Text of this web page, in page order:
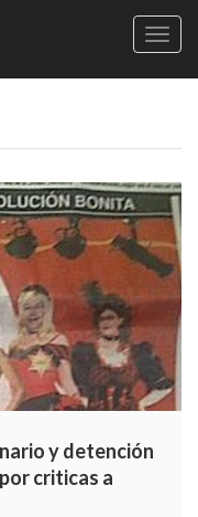
y detención
criticas a